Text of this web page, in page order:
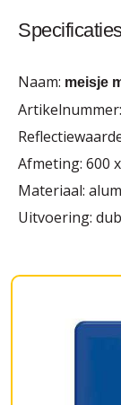
Naam: meisje
Afmeting: 600
Materiaal:
Uitvoering: